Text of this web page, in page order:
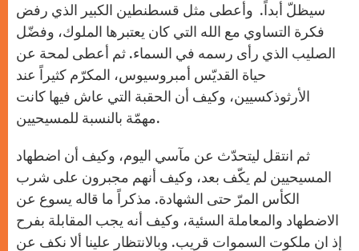
سيظلّ أبداً. وأعطى مثل قسطنطين الكبير الذي رفض
فكرة التساوي مع الله التي كان يعتبرها الملوك، وفضّل
الصليب الذي رأى رسمه في السماء. ثم أعطى لمحة عن
حياة القديّس أمبروسيوس، المكرّم كثيراً عند
الأرثوذكسيين، وكيف أن الحقبة التي عاش فيها كانت
مهمّة بالنسبة للمسيحيين.
ثم انتقل ليتحدّث عن مآسي اليوم، وكيف أن اضطهاد
المسيحيين لم يكّف بعد، وكيف أنهم مجبرون على شرب
الكأس المرّ حتى الشهادة. مذكراً ما قاله يسوع عن
الاضطهاد والمعاملة السئية، وكيف أنه يجب المقابلة بفرح
إذ ان ملكوت السموات قريب. وبالانتظار علينا ألا نكف عن